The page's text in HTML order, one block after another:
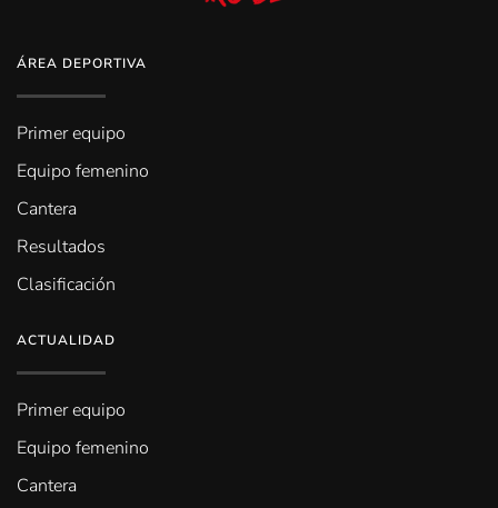
ÁREA DEPORTIVA
Primer equipo
Equipo femenino
Cantera
Resultados
Clasificación
ACTUALIDAD
Primer equipo
Equipo femenino
Cantera